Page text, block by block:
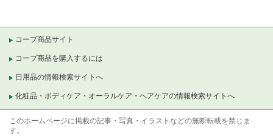
コープ商品サイト
コープ商品を購入するには
日用品の情報検索サイトへ
化粧品・ボディケア・オーラルケア・ヘアケアの情報検索サイトへ
このホームページに掲載の記事・写真・イラストなどの無断転載を禁じま
す。